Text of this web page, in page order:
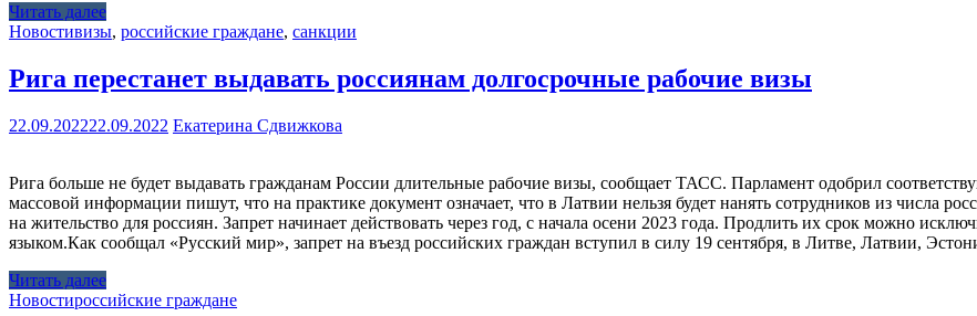
Читать далее
Новостивизы, российские граждане, санкции
Рига перестанет выдавать россиянам долгосрочные рабочие визы
22.09.202222.09.2022 Екатерина Сдвижкова
Рига больше не будет выдавать гражданам России длительные рабочие визы, сообщает ТАСС. Парламент одобрил
массовой информации пишут, что на практике документ означает, что в Латвии нельзя будет нанять сотрудников из числа
на жительство для россиян. Запрет начинает действовать через год, с начала осени 2023 года. Продлить их срок можно
языком.Как сообщал «Русский мир», запрет на въезд российских граждан вступил в силу 19 сентября, в Литве, Латвии,
Читать далее
Новостироссийские граждане